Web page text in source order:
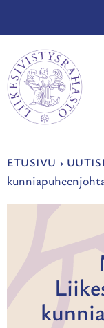
ETUSIVU ›